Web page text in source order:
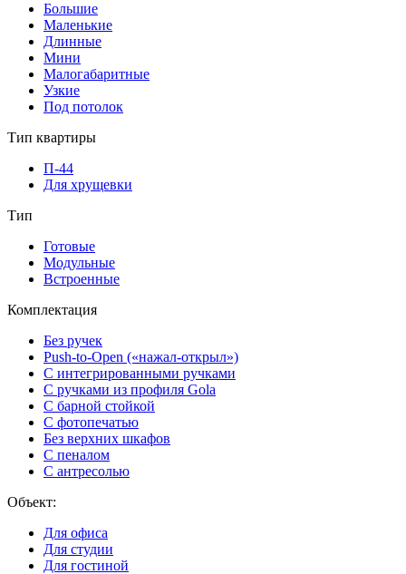
Большие
Маленькие
Длинные
Мини
Малогабаритные
Узкие
Под потолок
Тип квартиры
П-44
Для хрущевки
Тип
Готовые
Модульные
Встроенные
Комплектация
Без ручек
Push-to-Open («нажал-открыл»)
С интегрированными ручками
С ручками из профиля Gola
С барной стойкой
С фотопечатью
Без верхних шкафов
С пеналом
С антресолью
Объект:
Для офиса
Для студии
Для гостиной